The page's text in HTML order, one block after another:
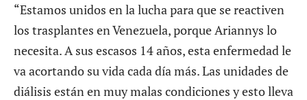
“Estamos unidos en la lucha para que sereactiven
los trasplantes en Venezuela,porque Ariannys lo
necesita. A sus escasos 14 años, esta enfermedad le
va acortando su vida cada día más. Las unidades de
diálisis están en muy malas condiciones y esto lleva